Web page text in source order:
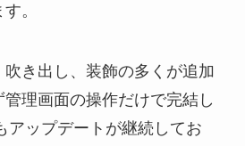
。
き出し、装飾の多くが追加
理画面の操作だけで完結し
アップデートが継続してお